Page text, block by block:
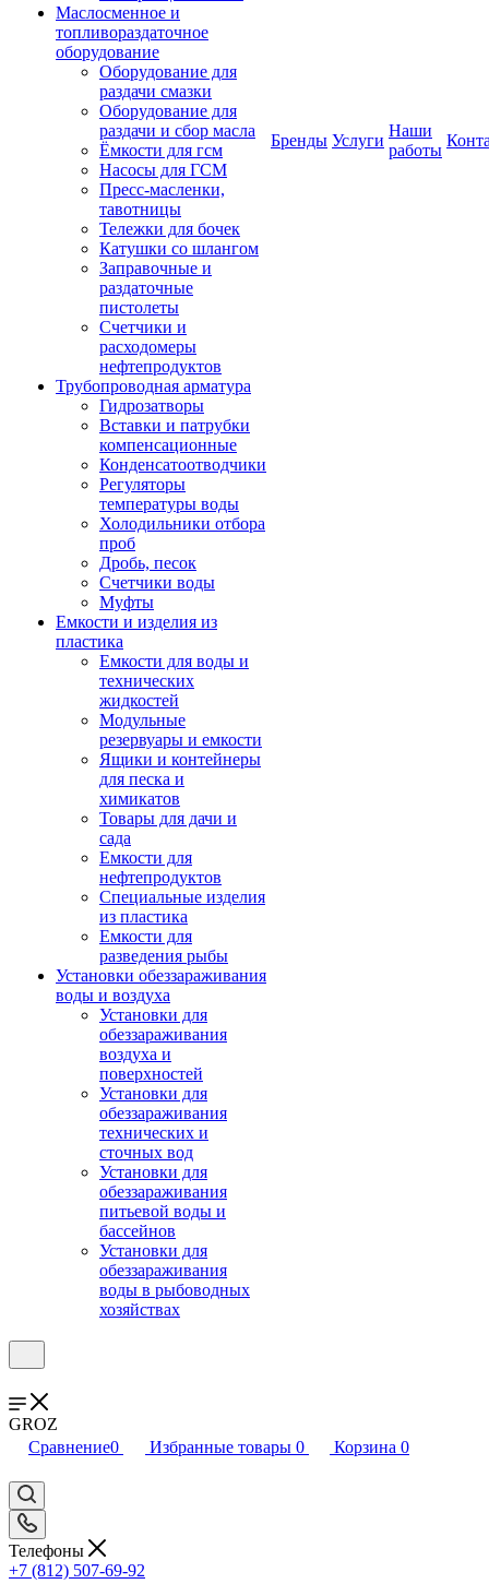
Маслосменное и
топливораздаточное
оборудование
Оборудование для
раздачи смазки
Оборудование для
раздачи и сбор масла
Ёмкости для гсм
Насосы для ГСМ
Пресс-масленки,
тавотницы
Тележки для бочек
Катушки со шлангом
Заправочные и
раздаточные
пистолеты
Счетчики и
расходомеры
нефтепродуктов
Трубопроводная арматура
Гидрозатворы
Вставки и патрубки
компенсационные
Конденсатоотводчики
Регуляторы
температуры воды
Холодильники отбора
проб
Дробь, песок
Счетчики воды
Муфты
Емкости и изделия из
пластика
Емкости для воды и
технических
жидкостей
Модульные
резервуары и емкости
Ящики и контейнеры
для песка и
химикатов
Товары для дачи и
сада
Емкости для
нефтепродуктов
Специальные изделия
из пластика
Емкости для
разведения рыбы
Установки обеззараживания
воды и воздуха
Установки для
обеззараживания
воздуха и
поверхностей
Установки для
обеззараживания
технических и
сточных вод
Установки для
обеззараживания
питьевой воды и
бассейнов
Установки для
обеззараживания
воды в рыбоводных
хозяйствах
Бренды Услуги
Наши
работы
GROZ
Сравнение0 Избранные товары 0 Корзина 0
Телефоны
+7 (812) 507-69-92